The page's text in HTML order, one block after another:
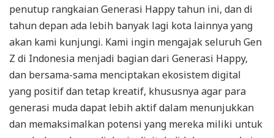
penutup rangkaian Generasi Happy tahun ini, dan di
tahun depan ada lebih banyak lagi kota lainnya yang
akan kami kunjungi. Kami ingin mengajak seluruh Gen
Z di Indonesia menjadi bagian dari Generasi Happy,
dan bersama-sama menciptakan ekosistem digital
yang positif dan tetap kreatif, khususnya agar para
generasi muda dapat lebih aktif dalam menunjukkan
dan memaksimalkan potensi yang mereka miliki untuk